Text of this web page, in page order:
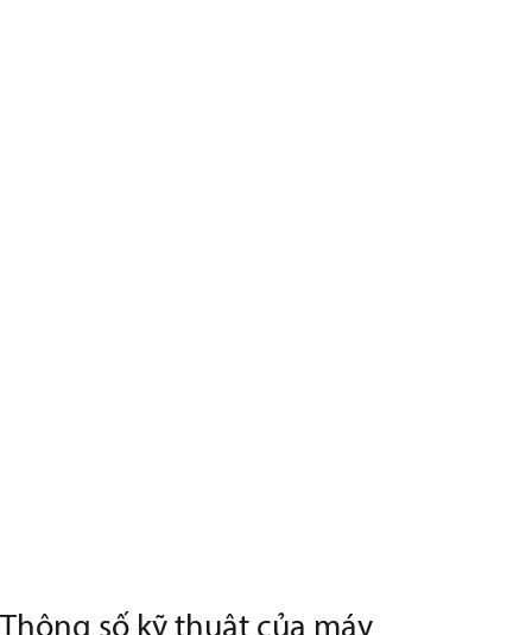
Thông số kỹ thuật của máy